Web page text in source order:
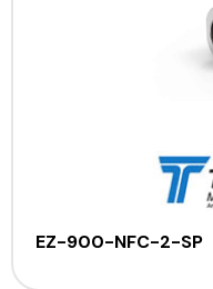
EZ-900-NFC-2-SP